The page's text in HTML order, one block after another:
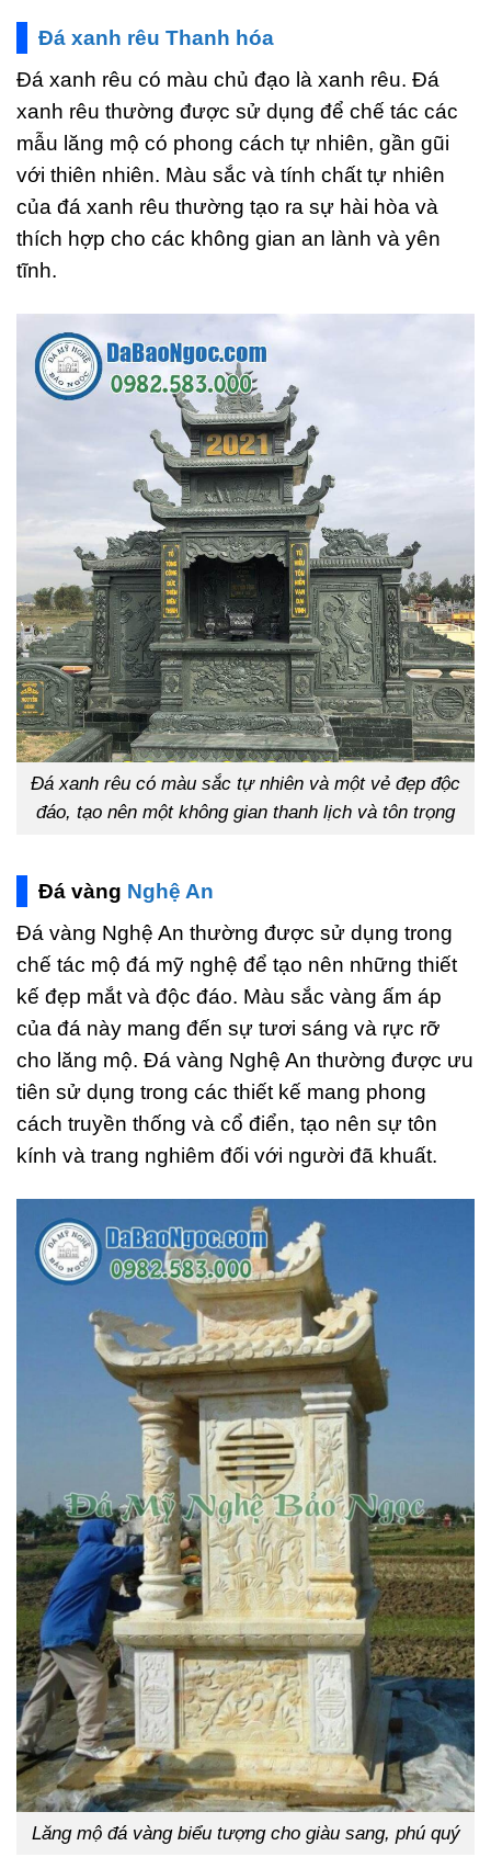
Đá xanh rêu Thanh hóa
Đá xanh rêu có màu chủ đạo là xanh rêu. Đá
xanh rêu thường được sử dụng để chế tác các
mẫu lăng mộ có phong cách tự nhiên, gần gũi
với thiên nhiên. Màu sắc và tính chất tự nhiên
của đá xanh rêu thường tạo ra sự hài hòa và
thích hợp cho các không gian an lành và yên
tĩnh.
Đá xanh rêu có màu sắc tự nhiên và một vẻ đẹp độc
đáo, tạo nên một không gian thanh lịch và tôn trọng
Đá vàng Nghệ An
Đá vàng Nghệ An thường được sử dụng trong
chế tác mộ đá mỹ nghệ để tạo nên những thiết
kế đẹp mắt và độc đáo. Màu sắc vàng ấm áp
của đá này mang đến sự tươi sáng và rực rỡ
cho lăng mộ. Đá vàng Nghệ An thường được ưu
tiên sử dụng trong các thiết kế mang phong
cách truyền thống và cổ điển, tạo nên sự tôn
kính và trang nghiêm đối với người đã khuất.
Lăng mộ đá vàng biểu tượng cho giàu sang, phú quý